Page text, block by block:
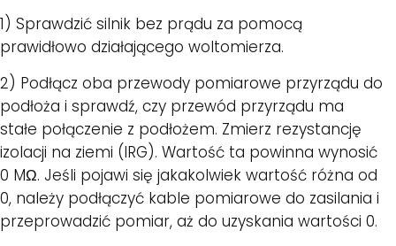
1) Sprawdzić silnik bez prądu za pomocą
prawidłowo działającego woltomierza.
2) Podłącz oba przewody pomiarowe przyrządu do
podłoża i sprawdź, czy przewód przyrządu ma
stałe połączenie z podłożem. Zmierz rezystancję
izolacji na ziemi (IRG). Wartość ta powinna wynosić
0 MΩ. Jeśli pojawi się jakakolwiek wartość różna od
0, należy podłączyć kable pomiarowe do zasilania i
przeprowadzić pomiar, aż do uzyskania wartości 0.